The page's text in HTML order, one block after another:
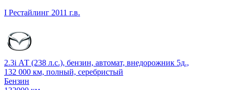
I Рестайлинг 2011 г.в.
2.3i АТ (238 л.с.), бензин, автомат, внедорожник 5д.,
132 000 км, полный, серебристый
Бензин